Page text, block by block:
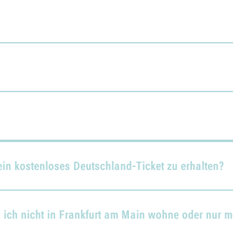
kostenloses Deutschland-Ticket zu erhalten?
nicht in Frankfurt am Main wohne oder nur